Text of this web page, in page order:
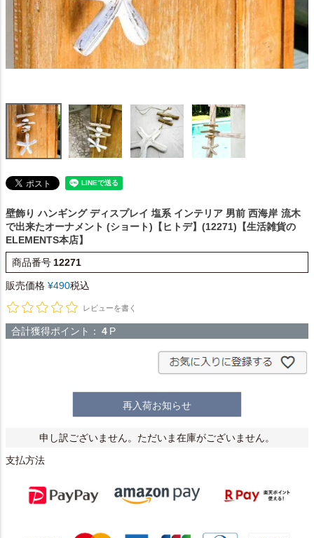
壁飾り ハンギング ディスプレイ 塩系 インテリア 男前 西海岸 流木
で出来たオーナメント (ショート)【ヒトデ】(12271)【生活雑貨の
ELEMENTS本店】
商品番号 12271
販売価格 ¥490税込
レビューを書く
合計獲得ポイント： 4 P
再入荷お知らせ
申し訳ございません。ただいま在庫がございません。
支払方法